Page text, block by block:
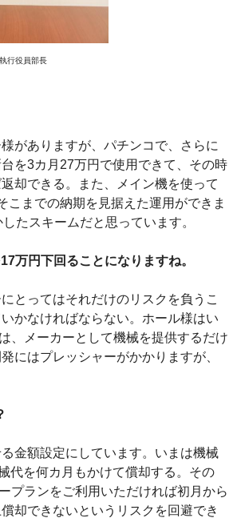
行役員部長
がありますが、パチンコで、さらに
を3カ月27万円で使用できて、その時
却できる。また、メイン機を使って
までの納期を見据えた運用ができま
たスキームだと思っています。
万円下回ることになりますね。
とってはそれだけのリスクを負うこ
かなければならない。ホール様はい
、メーカーとして機械を提供するだけ
にはプレッシャーがかかりますが、
金額設定にしています。いまは機械
代を何カ月もかけて償却する。その
プランをご利用いただければ初月から
却できないというリスクを回避でき